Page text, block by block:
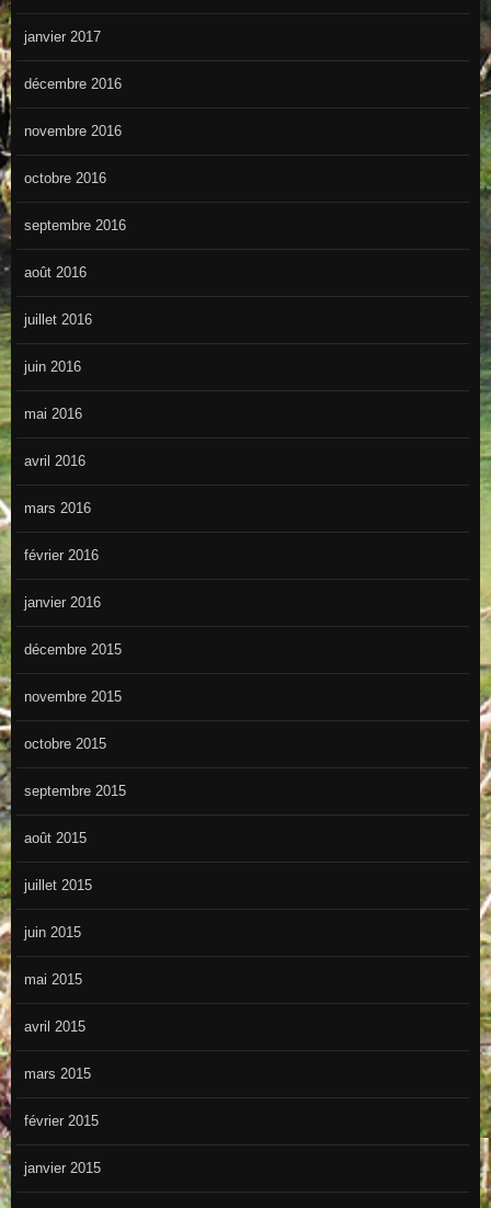
janvier 2017
décembre 2016
novembre 2016
octobre 2016
septembre 2016
août 2016
juillet 2016
juin 2016
mai 2016
avril 2016
mars 2016
février 2016
janvier 2016
décembre 2015
novembre 2015
octobre 2015
septembre 2015
août 2015
juillet 2015
juin 2015
mai 2015
avril 2015
mars 2015
février 2015
janvier 2015